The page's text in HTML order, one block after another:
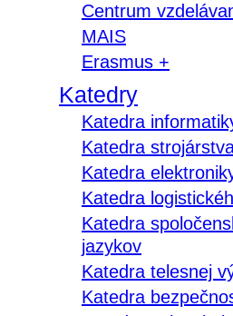
Centrum
MAIS
Erasmus +
Katedry
Katedra
Katedra
Katedra
Katedra
Katedra
jazykov
Katedra telesnej
Katedra